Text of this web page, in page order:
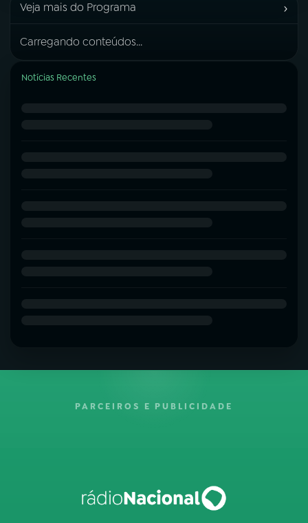
Veja mais do Programa ›
Carregando conteúdos...
Notícias Recentes
PARCEIROS E PUBLICIDADE